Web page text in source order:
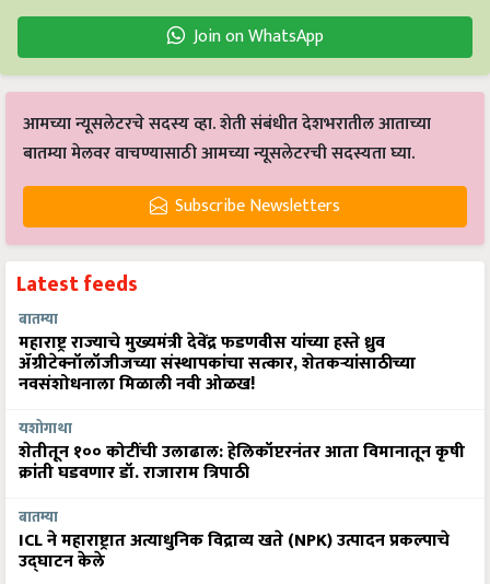
Join on WhatsApp
आमच्या न्यूसलेटरचे सदस्य व्हा. शेती संबंधीत देशभरातील आताच्या
बातम्या मेलवर वाचण्यासाठी आमच्या न्यूसलेटरची सदस्यता घ्या.
Subscribe Newsletters
Latest feeds
बातम्या
महाराष्ट्र राज्याचे मुख्यमंत्री देवेंद्र फडणवीस यांच्या हस्ते ध्रुव
ॲग्रीटेक्नॉलॉजीजच्या संस्थापकांचा सत्कार, शेतकऱ्यांसाठीच्या
नवसंशोधनाला मिळाली नवी ओळख!
यशोगाथा
शेतीतून १०० कोटींची उलाढाल: हेलिकॉप्टरनंतर आता विमानातून कृषी
क्रांती घडवणार डॉ. राजाराम त्रिपाठी
बातम्या
ICL ने महाराष्ट्रात अत्याधुनिक विद्राव्य खते (NPK) उत्पादन प्रकल्पाचे
उद्घाटन केले